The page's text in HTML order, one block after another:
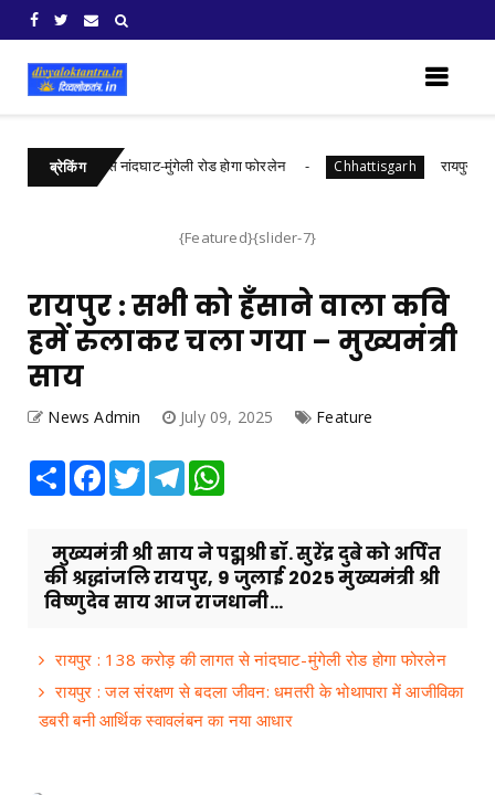
ब्रेकिंग
की लागत से नांदघाट-मुंगेली रोड होगा फोरलेन Chhattisgarh रायपुर : जल
{Featured}{slider-7}
रायपुर : सभी को हँसाने वाला कवि
हमें रुलाकर चला गया – मुख्यमंत्री
साय
News Admin July 09, 2025 Feature
Share Facebook
TwitterTelegram
मुख्यमंत्री श्री साय ने पद्मश्री डॉ. सुरेंद्र दुबे को अर्पित
की श्रद्धांजलि रायपुर, 9 जुलाई 2025 मुख्यमंत्री श्री
विष्णुदेव साय आज राजधानी...
रायपुर : 138 करोड़ की लागत से नांदघाट-मुंगेली रोड होगा फोरलेन
रायपुर : जल संरक्षण से बदला जीवन: धमतरी के भोथापारा में आजीविका
डबरी बनी आर्थिक स्वावलंबन का नया आधार